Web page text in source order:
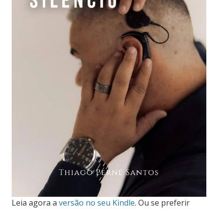
Leia agora a versão no seu Kindle. Ou se preferir